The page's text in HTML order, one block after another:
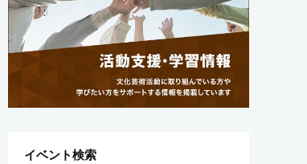
イベント検索